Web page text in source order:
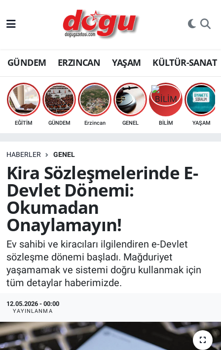
GÜNDEM ERZINCAN YAŞAM KÜLTÜR-SANAT
EĞİTİM GÜNDEM Erzincan GENEL BİLİM YAŞAM
HABERLER GENEL
Kira Sözleşmelerinde E-
Devlet Dönemi:
Okumadan
Onaylamayın!
Ev sahibi ve kiracıları ilgilendiren e-Devlet
sözleşme dönemi başladı. Mağduriyet
yaşamamak ve sistemi doğru kullanmak için
tüm detaylar haberimizde.
12.05.2026 - 00:00
YAYINLANMA
ERZINCAN
GÜNDEM
ERZİNCAN FOTOĞRAFLARI
SAĞLIK
EKONOMİ
Bilim, teknoloji
GENEL
KÜLTÜR-SANAT
Yerel Haber
Politika
SPOR
YAŞAM